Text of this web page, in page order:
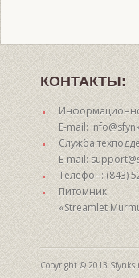
КОНТАКТЫ:
E-mail:
Служба
E-mail:
Телефон: (843)
Питомник:
«Streamlet
Copyright © 2013